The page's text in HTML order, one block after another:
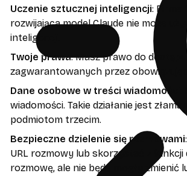
Uczenie sztucznej inteligencji: Firma
rozwijająca model Claude nie może
inteligencji.
Twoje prawa: Masz prawo do
zagwarantowanych przez
Dane osobowe w treści wiadomości
wiadomości. Takie działanie jest
podmiotom trzecim.
Bezpieczne dzielenie się rozmowami
URL rozmowy lub skorzystać z
rozmowę, ale nie będą mogły